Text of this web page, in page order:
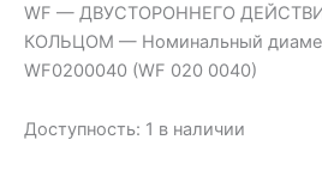
WF — ДВУСТОРОННЕГО
КОЛЬЦОМ — Номинальный
WF0200040 (WF 020 0040)
Доступность: 1 в наличии